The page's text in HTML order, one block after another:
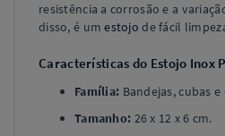
resistência a corrosão e a
disso, é umestojo de fácil
Características do Estojo Inox
Família: Bandejas, cubas
Tamanho: 26 x 12 x 6 cm.